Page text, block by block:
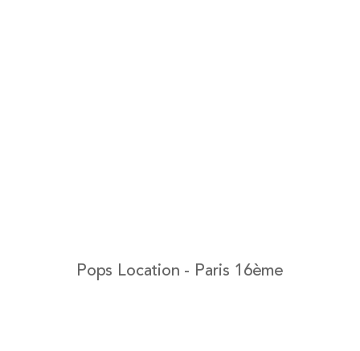
Pops Location - Paris 16ème